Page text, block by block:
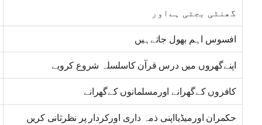
گھنٹی بجتی ہےاور
افسوس اہم بھول جاتےہیں
اپنےگھروں میں درس قرآن کاسلسلہ شروع کرویے
کافروں کےگھرانے اورمسلمانوں کےگھرانے
حکمران اورمیڈیااپنی ذمہ داری اورکردار پر نظرثانی کریں